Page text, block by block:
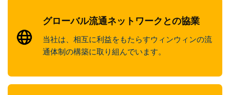
グローバル流通ネットワークとの協業
当社は、相互に利益をもたらすウィンウィンの流
通体制の構築に取り組んでいます。